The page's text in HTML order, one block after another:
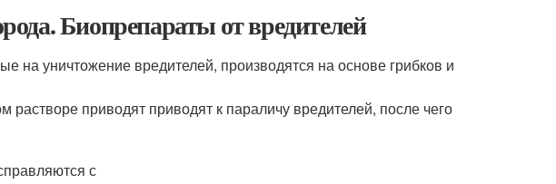
Биопрепараты от вредителей
на уничтожение вредителей, производятся на основе грибков и
растворе приводят приводят к параличу вредителей, после чего
с